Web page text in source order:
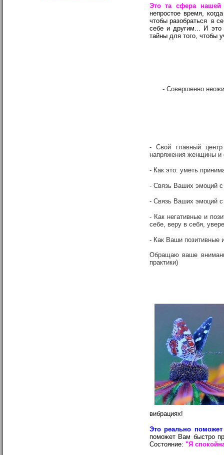
Это та сфера нашей
непростое время,
чтобы разобраться в
себе и другим... И это
тайны для того, чтобы
- Совершенно
- Свой главный центр
напряжения женщины и
- Как это: уметь
- Связь Ваших эмоций
- Связь Ваших эмоций
- Как негативные и
себе, веру в себя,
- Как Ваши позитивные
Обращаю ваше
практики)
вибрациях!
Это реально поможет
поможет Вам быстро
Состояние: "Я